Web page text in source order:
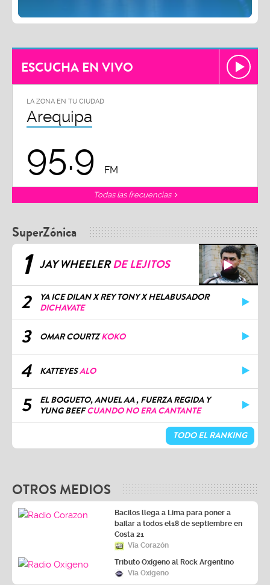
ESCUCHA EN VIVO
LA ZONA EN TU CIUDAD
Arequipa
95.9 FM
Todas las frecuencias
SuperZónica
1 JAY WHEELERDE LEJITOS
2
YA ICE DILAN X REY TONY X HELABUSADOR
DICHAVATE
3 OMAR COURTZKOKO
4 KATTEYESALO
5
EL BOGUETO, ANUEL AA , FUERZA REGIDA Y
YUNG BEEFCUANDO NO ERA CANTANTE
TODO EL RANKING
Bacilos llega a Lima para poner a
bailar a todos el18 de septiembre en
Costa 21
Vía Corazón
Tributo Oxígeno al Rock Argentino
Vía Oxígeno